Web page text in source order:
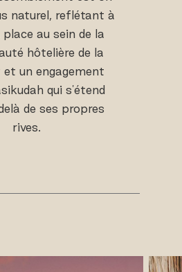
naturel, reflétant à
au sein de la
hôtelière de la
un engagement
qui s'étend
de ses propres
rives.